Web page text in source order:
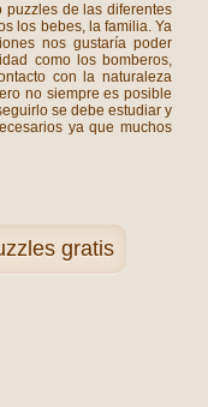
puzzles de las diferentes
los bebes, la familia. Ya
nos gustaría poder
como los bomberos,
con la naturaleza
no siempre es posible
se debe estudiar y
ya que muchos
gratis